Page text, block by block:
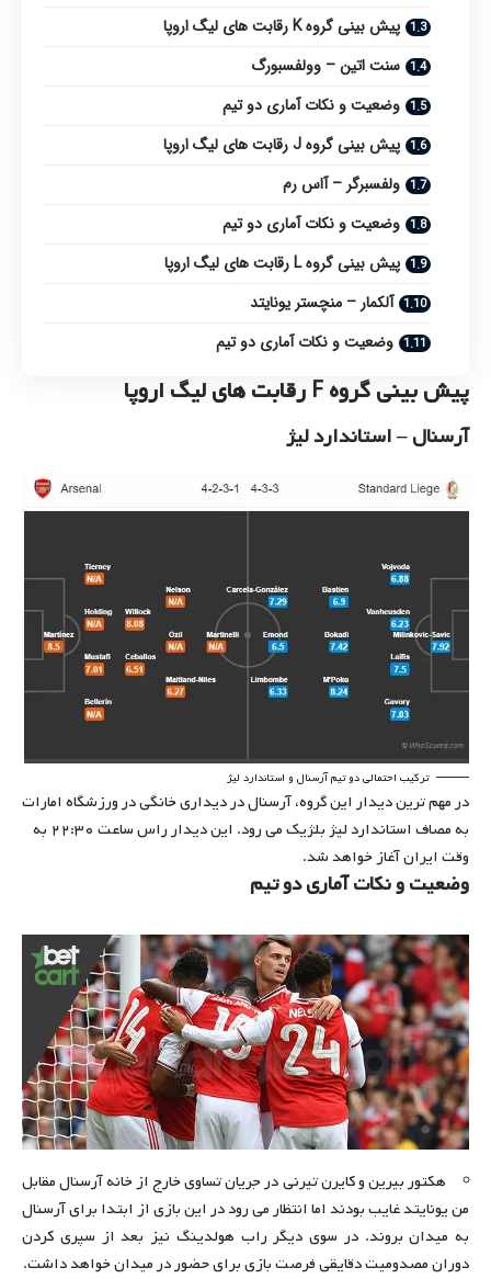
پیش بینی گروه K رقابت های لیگ اروپا
سنت اتین – وولفسبورگ
وضعیت و نکات آماری دو تیم
پیش بینی گروه J رقابت های لیگ اروپا
ولفسبرگر – آاس رم
وضعیت و نکات آماری دو تیم
پیش بینی گروه L رقابت های لیگ اروپا
آلکمار – منچستر یونایتد
وضعیت و نکات آماری دو تیم
پیش بینی گروه F رقابت های لیگ اروپا
آرسنال – استاندارد لیژ
ترکیب احتمالی دو تیم آرسنال و استاندارد لیژ
در مهم ترین دیدار این گروه، آرسنال در دیداری خانگی در ورزشگاه امارات
به مصاف استاندارد لیژ بلژیک می رود. این دیدار راس ساعت ۲۲:۳۰ به
وقت ایران آغاز خواهد شد.
وضعیت و نکات آماری دو تیم
هکتور بیرین و کایرن تیرنی در جریان تساوی خارج از خانه آرسنال مقابل
من یونایتد غایب بودند اما انتظار می رود در این بازی از ابتدا برای آرسنال
به میدان بروند. در سوی دیگر راب هولدینگ نیز بعد از سپری کردن
دوران مصدومیت دقایقی فرصت بازی برای حضور در میدان خواهد داشت.